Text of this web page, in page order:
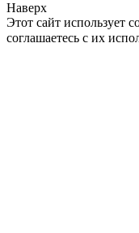
Наверх
Этот сайт
соглашаетесь с их